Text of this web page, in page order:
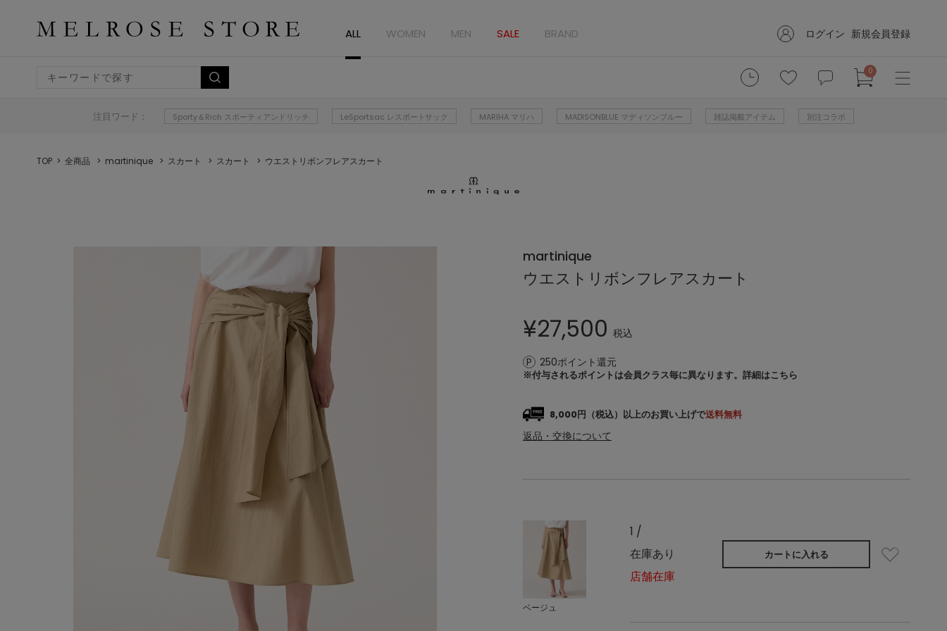
ALL WOMEN MEN SALE BRAND ログイン 新規会員登録
0
注目ワード： Sporty＆Rich スポーティアンドリッチ LeSportsac レスポートサック MARIHA マリハ MADISONBLUE マディソンブルー 雑誌掲載アイテム 別注コラボ
TOP 全商品 martinique スカート スカート ウエストリボンフレアスカート
martinique
ウエストリボンフレアスカート
¥27,500 税込
250ポイント還元
※付与されるポイントは会員クラス毎に異なります。 詳細はこちら
8,000円（税込）以上のお買い上げで送料無料
返品・交換について
ベージュ
1 /
在庫あり
店舗在庫
カートに入れる